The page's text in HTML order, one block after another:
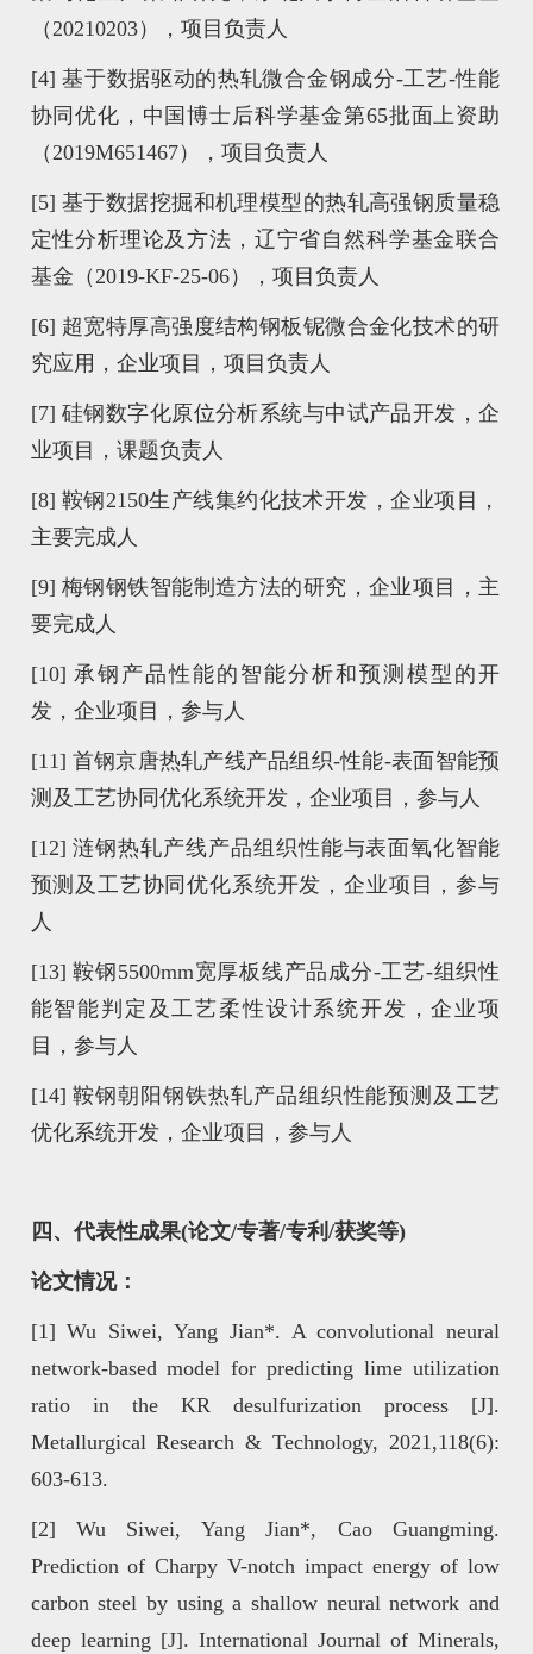
（20210203），项目负责人
[4] 基于数据驱动的热轧微合金钢成分-工艺-性能
协同优化，中国博士后科学基金第65批面上资助
（2019M651467），项目负责人
[5] 基于数据挖掘和机理模型的热轧高强钢质量稳
定性分析理论及方法，辽宁省自然科学基金联合
基金（2019-KF-25-06），项目负责人
[6] 超宽特厚高强度结构钢板铌微合金化技术的研
究应用，企业项目，项目负责人
[7] 硅钢数字化原位分析系统与中试产品开发，企
业项目，课题负责人
[8] 鞍钢2150生产线集约化技术开发，企业项目，
主要完成人
[9] 梅钢钢铁智能制造方法的研究，企业项目，主
要完成人
[10] 承钢产品性能的智能分析和预测模型的开
发，企业项目，参与人
[11] 首钢京唐热轧产线产品组织-性能-表面智能预
测及工艺协同优化系统开发，企业项目，参与人
[12] 涟钢热轧产线产品组织性能与表面氧化智能
预测及工艺协同优化系统开发，企业项目，参与
人
[13] 鞍钢5500mm宽厚板线产品成分-工艺-组织性
能智能判定及工艺柔性设计系统开发，企业项
目，参与人
[14] 鞍钢朝阳钢铁热轧产品组织性能预测及工艺
优化系统开发，企业项目，参与人
四、代表性成果(论文/专著/专利/获奖等)
论文情况：
[1]Wu Siwei, Yang Jian*. A convolutional neural
network-based model for predicting lime utilization
ratio in the KR desulfurization process [J].
Metallurgical Research & Technology, 2021,118(6):
603-613.
[2] Wu Siwei, Yang Jian*, Cao Guangming.
Prediction of Charpy V-notch impact energy of low
carbon steel by using a shallow neural network and
deep learning [J]. International Journal of Minerals,